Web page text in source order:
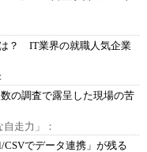
？ IT業界の就職人気企業
の調査で露呈した現場の苦
走力」：
CSVでデータ連携」が残る